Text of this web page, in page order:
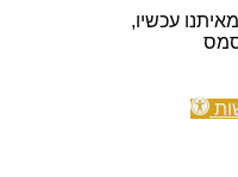
עכשיו,
סמס